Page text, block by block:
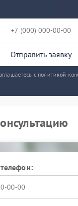
Отправить заявку
с политикой